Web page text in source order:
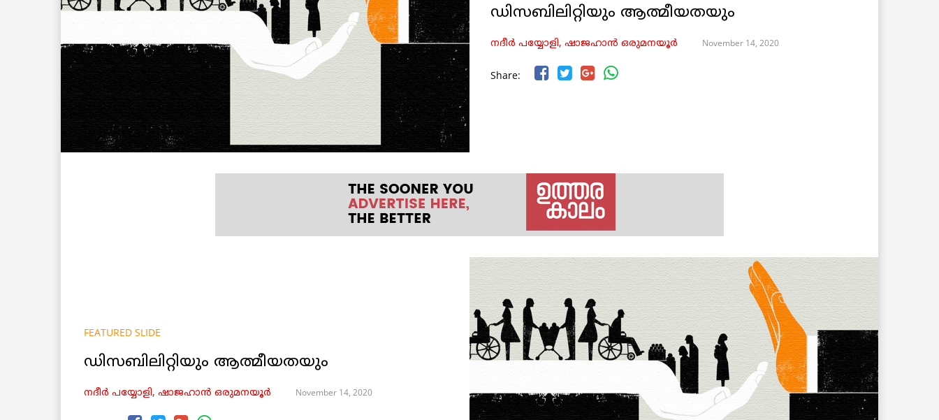
ഡിസബിലിറ്റിയും ആത്മീയതയും
നദീർ പയ്യോളി, ഷാജഹാൻ ഒരുമനയൂർ November 14, 2020
Share:
FEATURED SLIDE
ഡിസബിലിറ്റിയും ആത്മീയതയും
നദീർ പയ്യോളി, ഷാജഹാൻ ഒരുമനയൂർ November 14, 2020